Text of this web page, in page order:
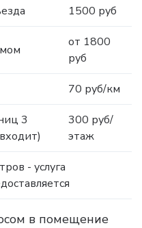
1500 руб
от 1800
руб
70 руб/км
3
300 руб/
этаж
- услуга
в помещение